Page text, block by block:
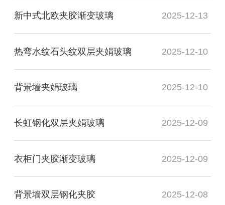
新中式北欧夹胶渐变玻璃 2025-12-13
热弯水纹石头纹双层夹娟玻璃 2025-12-10
背景墙夹娟玻璃 2025-12-10
长虹钢化双层夹娟玻璃 2025-12-09
衣柜门夹胶渐变玻璃 2025-12-09
背景墙双层钢化夹胶 2025-12-08